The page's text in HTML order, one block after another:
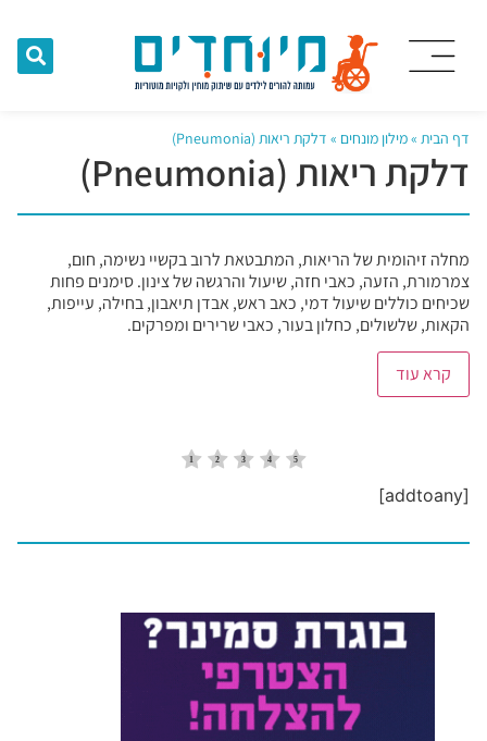
דף הבית »מילון מונחים » דלקת ריאות (Pneumonia)
דלקת ריאות (Pneumonia)
מחלה זיהומית של הריאות, המתבטאת לרוב בקשיי נשימה, חום,
צמרמורת, הזעה, כאבי חזה, שיעול והרגשה של צינון. סימנים פחות
שכיחים כוללים שיעול דמי, כאב ראש, אבדן תיאבון, בחילה, עייפות,
הקאות, שלשולים, כחלון בעור, כאבי שרירים ומפרקים.
קרא עוד
[addtoany]